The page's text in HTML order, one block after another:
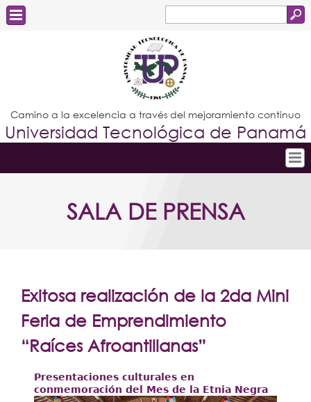
de
búsqueda
Estudiantes
Docentes
Administrativos
Graduados
Camino a la excelencia a través del mejoramiento continuo
Universidad Tecnológica de Panamá
Conoce la UTP
Postgrados
Extensión
Facultades
Servicios
SALA DE PRENSA
Exitosa realización de la 2da Mini
Feria de Emprendimiento
“Raíces Afroantillanas”
Presentaciones culturales en
conmemoración del Mes de la Etnia Negra